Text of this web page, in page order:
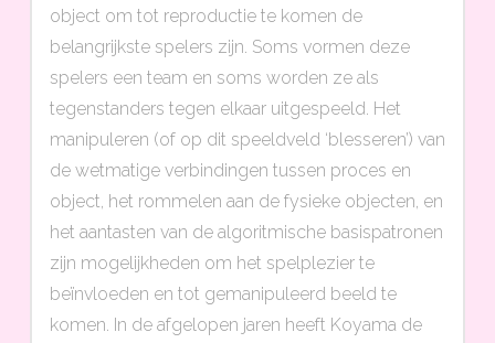
object om tot reproductie te komen de
belangrijkste spelers zijn. Soms vormen deze
spelers een team en soms worden ze als
tegenstanders tegen elkaar uitgespeeld. Het
manipuleren (of op dit speeldveld ‘blesseren’) van
de wetmatige verbindingen tussen proces en
object, het rommelen aan de fysieke objecten, en
het aantasten van de algoritmische basispatronen
zijn mogelijkheden om het spelplezier te
beïnvloeden en tot gemanipuleerd beeld te
komen. In de afgelopen jaren heeft Koyama de